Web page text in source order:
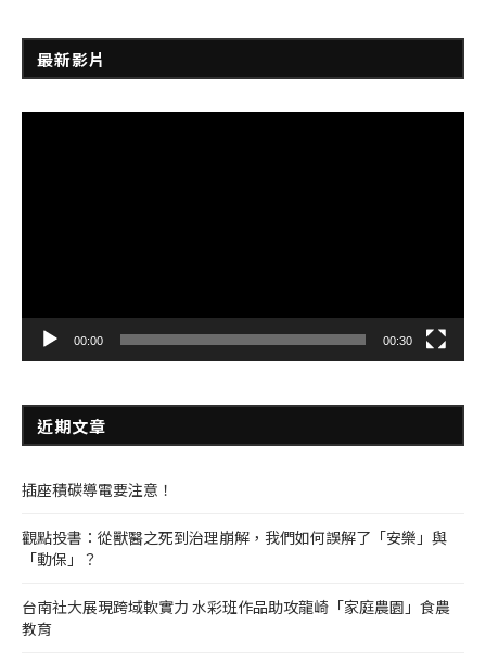
最新影片
00:00 00:30
近期文章
插座積碳導電要注意！
觀點投書：從獸醫之死到治理崩解，我們如何誤解了「安樂」與
「動保」？
台南社大展現跨域軟實力 水彩班作品助攻龍崎「家庭農園」食農
教育